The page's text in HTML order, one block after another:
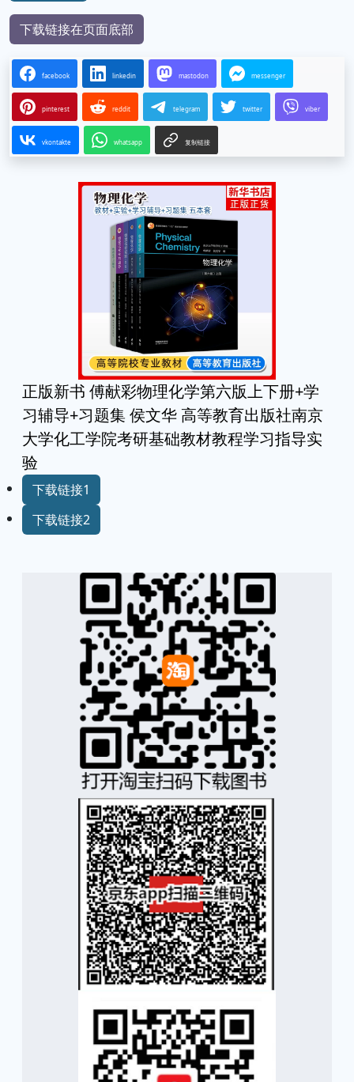
下载链接在页面底部
facebook linkedin mastodon messenger
pinterest reddit telegram twitter viber
vkontakte whatsapp 复制链接
正版新书 傅献彩物理化学第六版上下册+学
习辅导+习题集 侯文华 高等教育出版社南京
大学化工学院考研基础教材教程学习指导实
验
下载链接1
下载链接2